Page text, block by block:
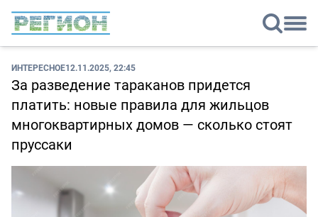
ИНТЕРЕСНОЕ12.11.2025, 22:45
За разведение тараканов придется
платить: новые правила для жильцов
многоквартирных домов — сколько стоят
пруссаки